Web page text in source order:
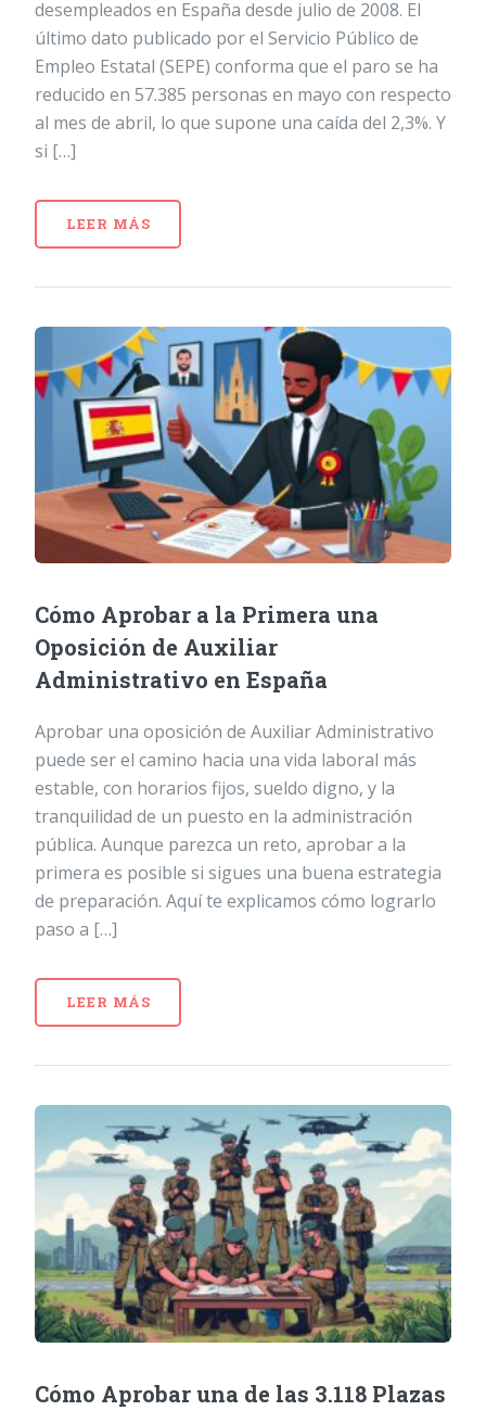
desempleados en España desde julio de 2008. El
último dato publicado por el Servicio Público de
Empleo Estatal (SEPE) conforma que el paro se ha
reducido en 57.385 personas en mayo con respecto
al mes de abril, lo que supone una caída del 2,3%. Y
si […]
LEER MÁS
Cómo Aprobar a la Primera una
Oposición de Auxiliar
Administrativo en España
Aprobar una oposición de Auxiliar Administrativo
puede ser el camino hacia una vida laboral más
estable, con horarios fijos, sueldo digno, y la
tranquilidad de un puesto en la administración
pública. Aunque parezca un reto, aprobar a la
primera es posible si sigues una buena estrategia
de preparación. Aquí te explicamos cómo lograrlo
paso a […]
LEER MÁS
Cómo Aprobar una de las 3.118 Plazas